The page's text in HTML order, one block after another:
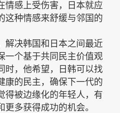
情感上受伤害，日本就应
这种情感来舒缓与邻国的
解决韩国和日本之间最近
一个基于共同民主价值观
时，他希望，日韩可以找
康的民主，确保下一代的
得被边缘化的年轻人，有
多获得成功的机会。